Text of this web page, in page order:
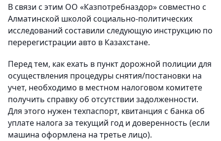
В связи с этим ОО «Казпотребназдор» совместно с
Алматинской школой социально-политических
исследований составили следующую инструкцию по
перерегистрации авто в Казахстане.
Перед тем, как ехать в пункт дорожной полиции для
осуществления процедуры снятия/постановки на
учет, необходимо в местном налоговом комитете
получить справку об отсутствии задолженности.
Для этого нужен техпаспорт, квитанция с банка об
уплате налога за текущий год и доверенность (если
машина оформлена на третье лицо).